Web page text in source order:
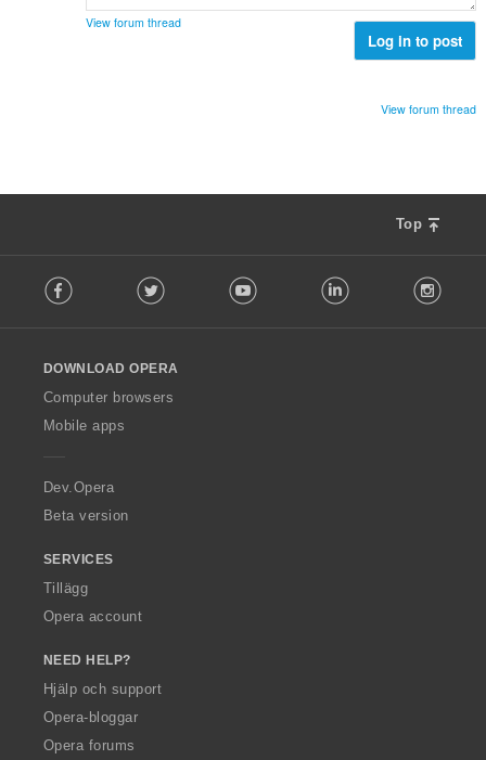
View forum thread
Log in to post
View forum thread
Top
o
w
O
p
a
Facebook Twitter Youtube LinkedIn
DOWNLOAD OPERA
Computer browsers
Mobile apps
Dev.Opera
Beta version
SERVICES
Tillägg
Opera account
NEED HELP?
Hjälp och support
Opera-bloggar
Opera forums